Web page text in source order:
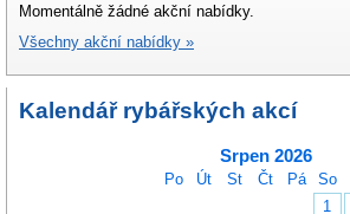
Momentálně žádné akční nabídky.
Všechny akční nabídky »
Kalendář rybářských akcí
Srpen 2026
Po Út St Čt Pá So
1